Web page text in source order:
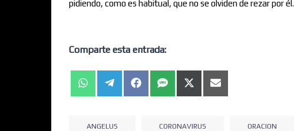
pidiendo, como es habitual, que no se olviden de rezar por él.
Comparte esta entrada:
ANGELUS CORONAVIRUS ORACION